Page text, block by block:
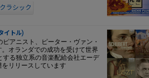
ラシック
イトル)
アニスト、ピーター・ヴァン・
オランダでの成功を受けて世界
る独立系の音楽配給会社エーデ
リリースしています